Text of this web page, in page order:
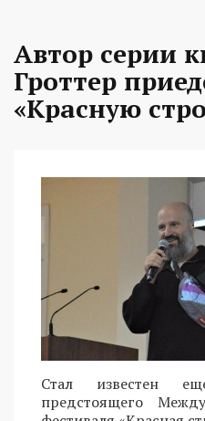
Автор серии
Гроттер
«Красную
Стал известен
предстоящего